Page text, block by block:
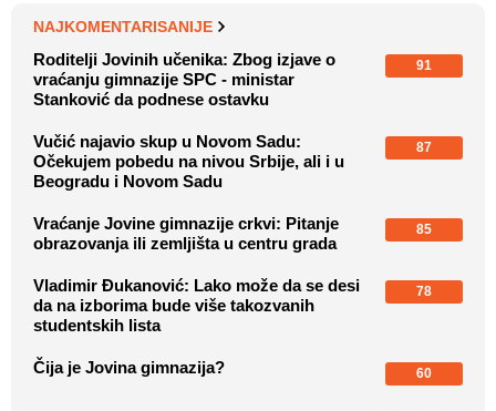
NAJKOMENTARISANIJE
Roditelji Jovinih učenika: Zbog izjave o
vraćanju gimnazije SPC - ministar
Stanković da podnese ostavku
91
Vučić najavio skup u Novom Sadu:
Očekujem pobedu na nivou Srbije, ali i u
Beogradu i Novom Sadu
87
Vraćanje Jovine gimnazije crkvi: Pitanje
obrazovanja ili zemljišta u centru grada
85
Vladimir Đukanović: Lako može da se desi
da na izborima bude više takozvanih
studentskih lista
78
Čija je Jovina gimnazija? 60